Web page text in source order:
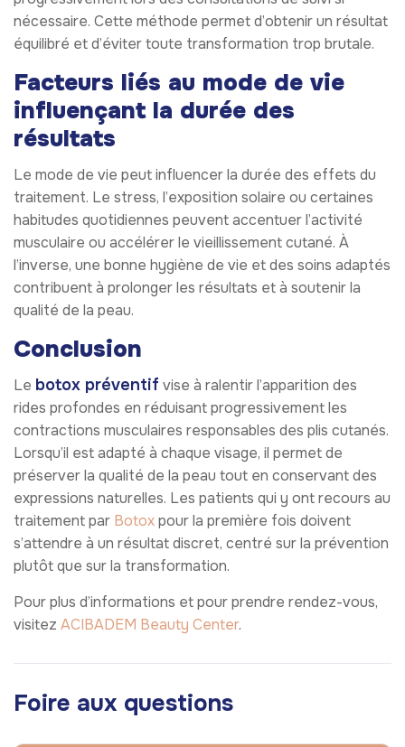
nécessaire. Cette méthode permet d’obtenir un résultat
équilibré et d’éviter toute transformation trop brutale.
Facteurs liés au mode de vie
influençant la durée des
résultats
Le mode de vie peut influencer la durée des effets du
traitement. Le stress, l’exposition solaire ou certaines
habitudes quotidiennes peuvent accentuer l’activité
musculaire ou accélérer le vieillissement cutané. À
l’inverse, une bonne hygiène de vie et des soins adaptés
contribuent à prolonger les résultats et à soutenir la
qualité de la peau.
Conclusion
Le botox préventif vise à ralentir l’apparition des
rides profondes en réduisant progressivement les
contractions musculaires responsables des plis cutanés.
Lorsqu’il est adapté à chaque visage, il permet de
préserver la qualité de la peau tout en conservant des
expressions naturelles. Les patients qui y ont recours au
traitement par Botoxpour la première fois doivent
s’attendre à un résultat discret, centré sur la prévention
plutôt que sur la transformation.
Pour plus d’informations et pour prendre rendez-vous,
visitez ACIBADEM Beauty Center.
Foire aux questions